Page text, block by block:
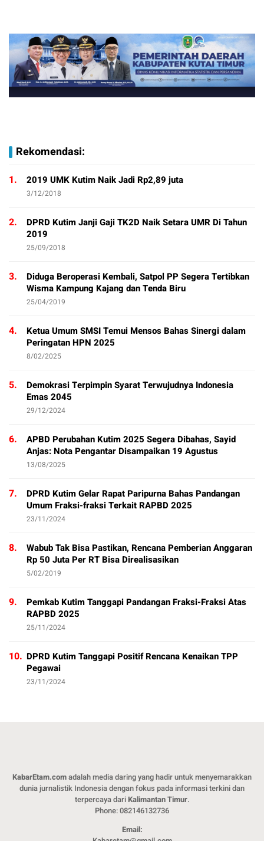
Rekomendasi:
1. 2019 UMK Kutim Naik Jadi Rp2,89 juta
3/12/2018
2.
DPRD Kutim Janji Gaji TK2D Naik Setara UMR Di Tahun
2019
25/09/2018
3.
Diduga Beroperasi Kembali, Satpol PP Segera Tertibkan
Wisma Kampung Kajang dan Tenda Biru
25/04/2019
4.
Ketua Umum SMSI Temui Mensos Bahas Sinergi dalam
Peringatan HPN 2025
8/02/2025
5.
Demokrasi Terpimpin Syarat Terwujudnya Indonesia
Emas 2045
29/12/2024
6.
APBD Perubahan Kutim 2025 Segera Dibahas, Sayid
Anjas: Nota Pengantar Disampaikan 19 Agustus
13/08/2025
7.
DPRD Kutim Gelar Rapat Paripurna Bahas Pandangan
Umum Fraksi-fraksi Terkait RAPBD 2025
23/11/2024
8.
Wabub Tak Bisa Pastikan, Rencana Pemberian Anggaran
Rp 50 Juta Per RT Bisa Direalisasikan
5/02/2019
9.
Pemkab Kutim Tanggapi Pandangan Fraksi-Fraksi Atas
RAPBD 2025
25/11/2024
10. DPRD Kutim Tanggapi Positif Rencana Kenaikan TPP
Pegawai
23/11/2024
KabarEtam.comadalah media daring yang hadir untuk menyemarakkan
dunia jurnalistik Indonesia dengan fokus pada informasi terkini dan
terpercaya dariKalimantan Timur.
Phone: 082146132736
Email: